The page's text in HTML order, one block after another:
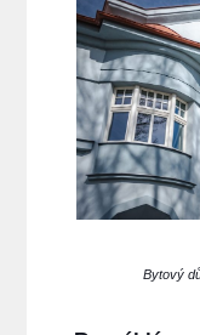
Bytový